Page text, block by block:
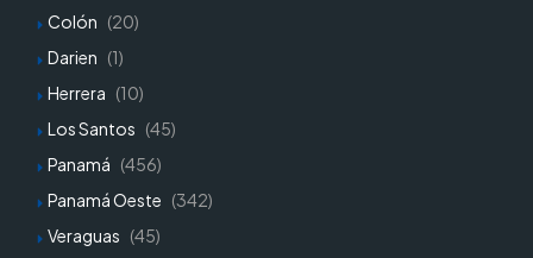
Colón (20)
Darien (1)
Herrera (10)
Los Santos (45)
Panamá (456)
Panamá Oeste (342)
Veraguas (45)